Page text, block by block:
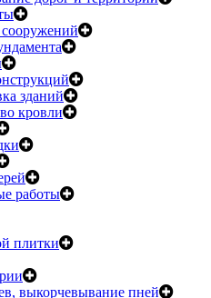
зданий
кровли
работы
плитки
выкорчевывание пней